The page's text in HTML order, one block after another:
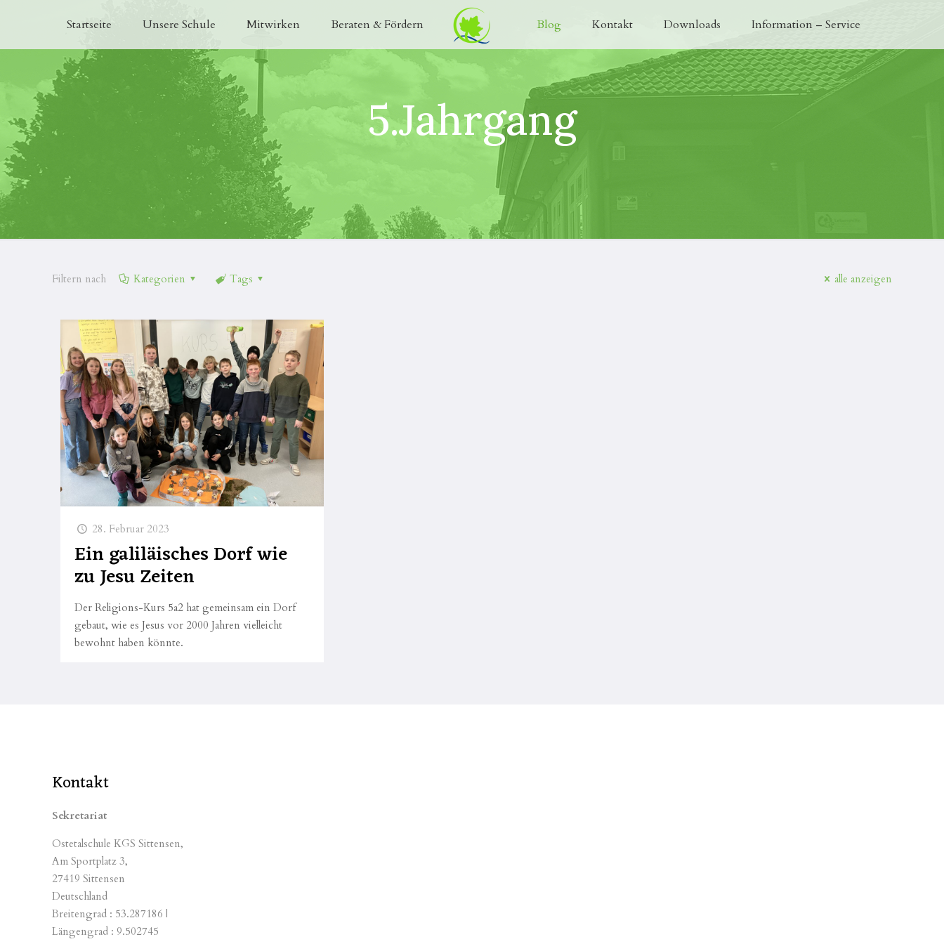
Startseite Unsere Schule Mitwirken Beraten & Fördern Blog Kontakt Downloads Information – Service
5.Jahrgang
Filtern nach Kategorien Tags alle anzeigen
28. Februar 2023
Ein galiläisches Dorf wie
zu Jesu Zeiten
Der Religions-Kurs 5a2 hat gemeinsam ein Dorf
gebaut, wie es Jesus vor 2000 Jahren vielleicht
bewohnt haben könnte.
Kontakt
Sekretariat
Ostetalschule KGS Sittensen,
Am Sportplatz 3,
27419 Sittensen
Deutschland
Breitengrad : 53.287186 |
Längengrad : 9.502745